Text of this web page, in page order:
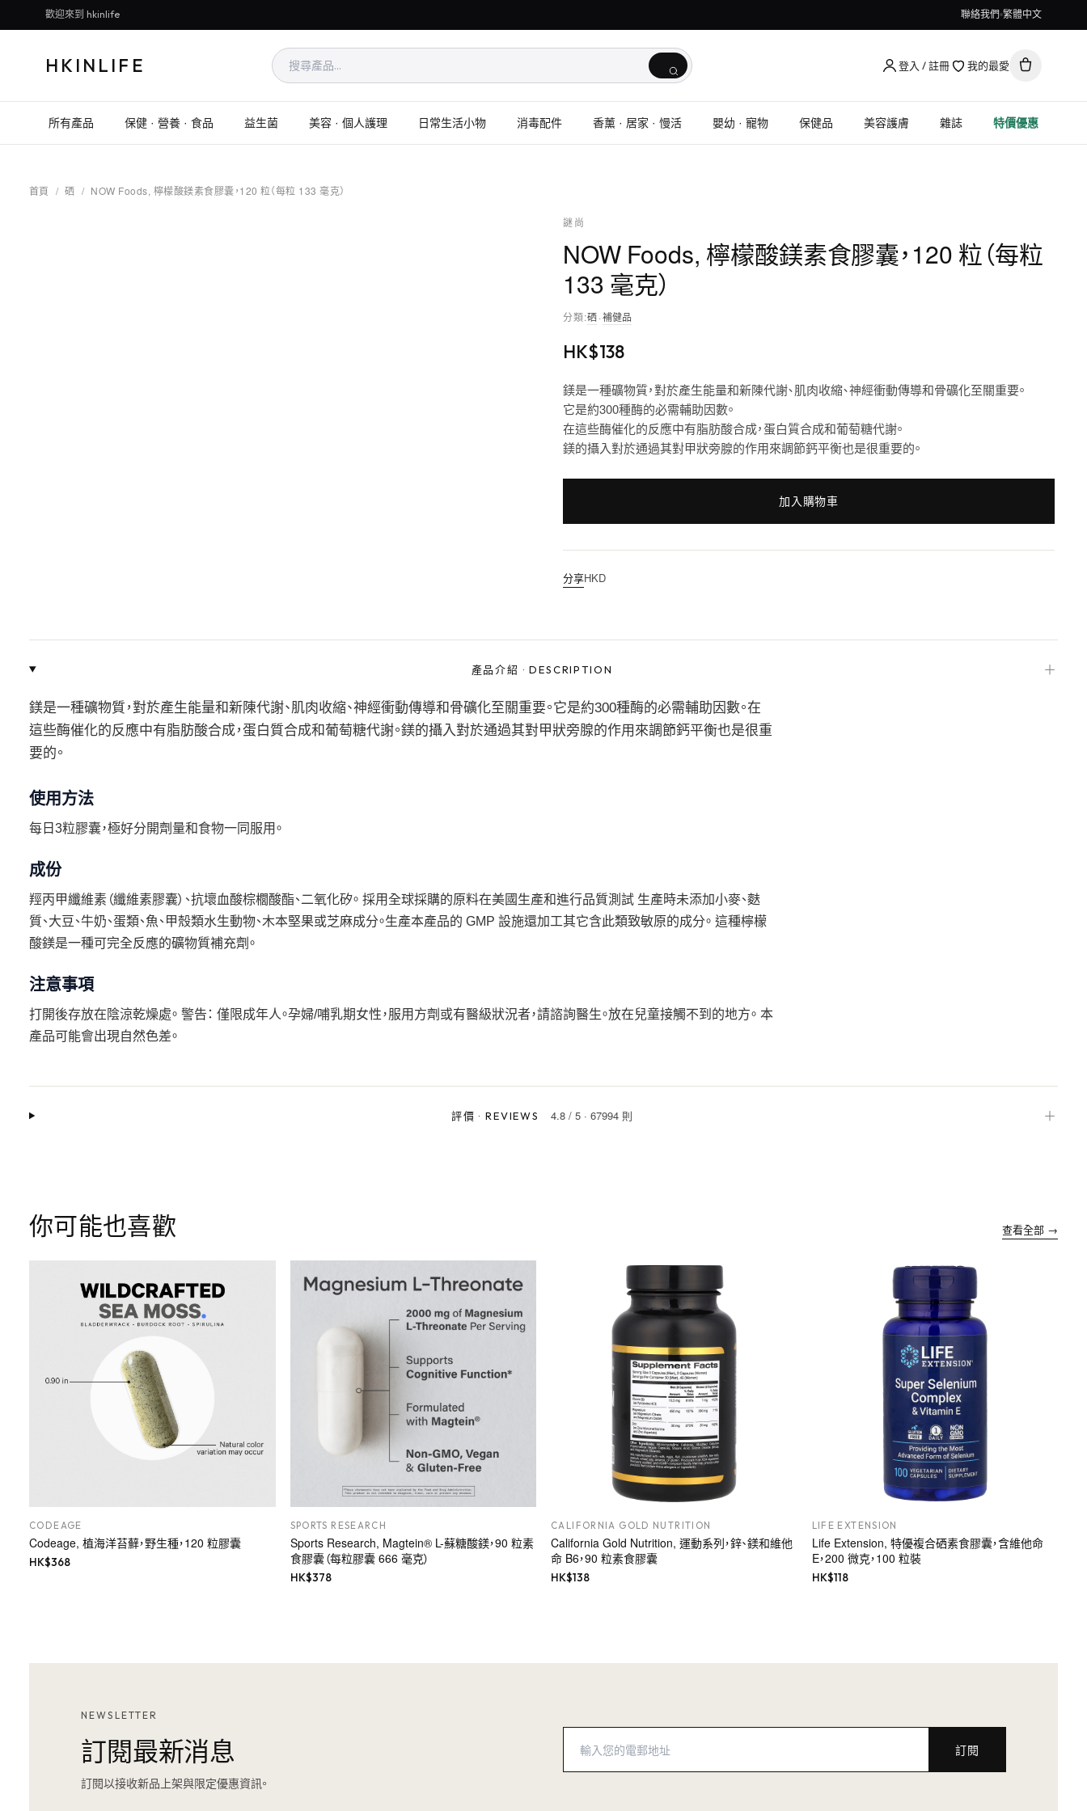
歡迎來到 hkinlife 聯絡我們 繁體中文
HKINLIFE 登入 / 註冊 我的最愛
所有產品 保健 · 營養 · 食品 益生菌 美容 · 個人護理 日常生活小物 消毒配件 香薰 · 居家 · 慢活 嬰幼 · 寵物 保健品 美容護膚 雜誌 特價優惠
首頁 / 硒 / NOW Foods, 檸檬酸鎂素食膠囊，120 粒（每粒 133 毫克）
謎尚
NOW Foods, 檸檬酸鎂素食膠囊，120 粒（每粒
133 毫克）
分類:硒·補健品
HK$138
鎂是一種礦物質，對於產生能量和新陳代謝、肌肉收縮、神經衝動傳導和骨礦化至關重要。
它是約300種酶的必需輔助因數。
在這些酶催化的反應中有脂肪酸合成，蛋白質合成和葡萄糖代謝。
鎂的攝入對於通過其對甲狀旁腺的作用來調節鈣平衡也是很重要的。
加入購物車
分享HKD
產品介紹 ·DESCRIPTION ＋
鎂是一種礦物質，對於產生能量和新陳代謝、肌肉收縮、神經衝動傳導和骨礦化至關重要。它是約300種酶的必需輔助因數。在
這些酶催化的反應中有脂肪酸合成，蛋白質合成和葡萄糖代謝。鎂的攝入對於通過其對甲狀旁腺的作用來調節鈣平衡也是很重
要的。
使用方法
每日3粒膠囊，極好分開劑量和食物一同服用。
成份
羥丙甲纖維素（纖維素膠囊）、抗壞血酸棕櫚酸酯、二氧化矽。 採用全球採購的原料在美國生產和進行品質測試 生產時未添加小麥、麩
質、大豆、牛奶、蛋類、魚、甲殼類水生動物、木本堅果或芝麻成分。生產本產品的 GMP 設施還加工其它含此類致敏原的成分。 這種檸檬
酸鎂是一種可完全反應的礦物質補充劑。
注意事項
打開後存放在陰涼乾燥處。 警告： 僅限成年人。孕婦/哺乳期女性，服用方劑或有醫級狀況者，請諮詢醫生。放在兒童接觸不到的地方。 本
產品可能會出現自然色差。
評價 ·REVIEWS 4.8/ 5· 67994 則 ＋
你可能也喜歡 查看全部 →
CODEAGE
Codeage, 植海洋苔蘚，野生種，120 粒膠囊
HK$368
SPORTS RESEARCH
Sports Research, Magtein® L-蘇糖酸鎂，90 粒素
食膠囊（每粒膠囊 666 毫克）
HK$378
CALIFORNIA GOLD NUTRITION
California Gold Nutrition, 運動系列，鋅、鎂和維他
命 B6，90 粒素食膠囊
HK$138
LIFE EXTENSION
Life Extension, 特優複合硒素食膠囊，含維他命
E，200 微克，100 粒裝
HK$118
NEWSLETTER
訂閱最新消息
訂閱以接收新品上架與限定優惠資訊。
訂閱